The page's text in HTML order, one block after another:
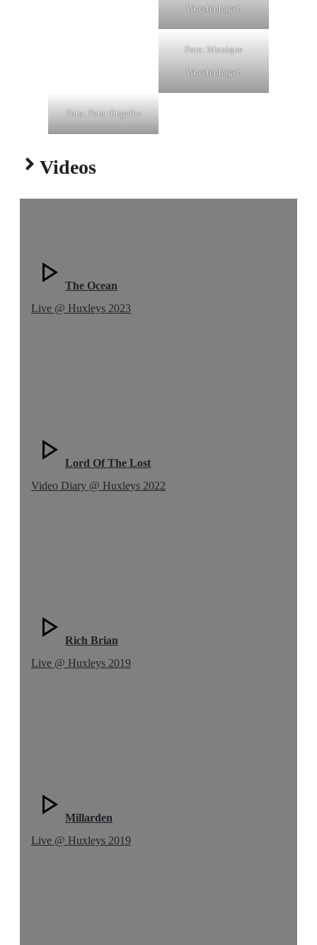
Wuestenhagen
Foto: Monique
Wuestenhagen
Foto: Peter Engelke
Videos
The Ocean
Live @ Huxleys 2023
Lord Of The Lost
Video Diary @ Huxleys 2022
Rich Brian
Live @ Huxleys 2019
Millarden
Live @ Huxleys 2019